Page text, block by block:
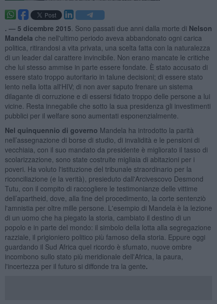
. — 5 dicembre 2015 . Sono passati due anni dalla morte di Nelson
Mandela che nell'ultimo periodo aveva abbandonato ogni carica
politica, ritirandosi a vita privata, una scelta fatta con la naturalezza
di un leader dal carattere invincibile. Non erano mancate le critiche
che lui stesso ammise in parte essere fondate. È stato accusato di
essere stato troppo autoritario in talune decisioni; di essere stato
lento nella lotta all'HIV; di non aver saputo frenare un sistema
dilagante di corruzione e di essersi fidato troppo delle persone a lui
vicine. Resta innegabile che sotto la sua presidenza gli investimenti
pubblici per il welfare sono aumentati esponenzialmente.
Nel quinquennio di governo Mandela ha introdotto la parità
nell’assegnazione di borse di studio, di invalidità e le pensioni di
vecchiaia, con il suo mandato da presidente è migliorato il tasso di
scolarizzazione, sono state costruite migliaia di abitazioni per i
poveri. Ha voluto l'istituzione del tribunale straordinario per la
riconciliazione (e la verità), presieduto dall'Arcivescovo Desmond
Tutu, con il compito di raccogliere le testimonianze delle vittime
dell’apartheid, dove, alla fine del procedimento, la corte sentenziò
l'amnistia per oltre mille persone. L'esempio di Mandela è la lezione
di un uomo che ha piegato la storia, cambiato il destino di un
popolo e in parte del mondo: il simbolo della lotta alla segregazione
razziale, il prigioniero politico più famoso della storia. Eppure oggi
guardando il Sud Africa quel ricordo è sfumato, nuove ombre
incombono sullo stato più meridionale dell'Africa, la paura,
l'incertezza per il futuro si diffonde tra la gente.